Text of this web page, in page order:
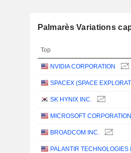
Palmarès Variations
Top
NVIDIA CORPORATION
SK HYNIX INC.
MICROSOFT CORPORATION
BROADCOM INC.